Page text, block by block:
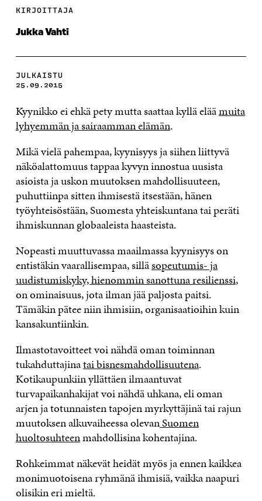
KIRJOITTAJA
Jukka Vahti
JULKAISTU
25.09.2015
Kyynikko ei ehkä pety mutta saattaa kyllä eläämuita
lyhyemmän ja sairaamman elämän.
Mikä vielä pahempaa, kyynisyys ja siihen liittyvä
näköalattomuus tappaa kyvyn innostua uusista
asioista ja uskon muutoksen mahdollisuuteen,
puhuttiinpa sitten ihmisestä itsestään, hänen
työyhteisöstään, Suomesta yhteiskuntana tai peräti
ihmiskunnan globaaleista haasteista.
Nopeasti muuttuvassa maailmassa kyynisyys on
entistäkin vaarallisempaa, silläsopeutumis- ja
uudistumiskyky, hienommin sanottuna resilienssi,
on ominaisuus, jota ilman jää paljosta paitsi.
Tämäkin pätee niin ihmisiin, organisaatioihin kuin
kansakuntiinkin.
Ilmastotavoitteet voi nähdä oman toiminnan
tukahduttajinatai bisnesmahdollisuutena.
Kotikaupunkiin yllättäen ilmaantuvat
turvapaikanhakijat voi nähdä uhkana, eli oman
arjen ja totunnaisten tapojen myrkyttäjinä tai rajun
muutoksen alkuvaiheessa olevanSuomen
huoltosuhteenmahdollisina kohentajina.
Rohkeimmat näkevät heidät myös ja ennen kaikkea
monimuotoisena ryhmänä ihmisiä, vaikka naapuri
olisikin eri mieltä.